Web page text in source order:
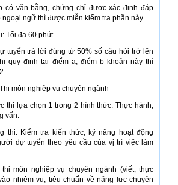
có văn bằng, chứng chỉ được xác định đáp
ngữ thì được miễn kiểm tra phần này.
Tối đa 60 phút.
tuyển trả lời đúng từ 50% số câu hỏi trở lên
quy định tại điểm a, điểm b khoản này thì
môn nghiệp vụ chuyên ngành
thi lựa chọn 1 trong 2 hình thức: Thực hành;
vấn.
thi: Kiểm tra kiến thức, kỹ năng hoạt động
dự tuyển theo yêu cầu của vị trí việc làm
thi môn nghiệp vụ chuyên ngành (viết, thực
nhiệm vụ, tiêu chuẩn về năng lực chuyên